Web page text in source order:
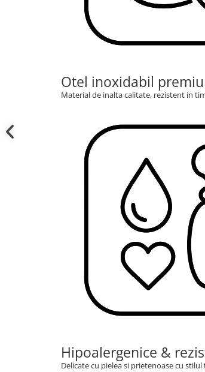
Otel inoxidabil
Material de inalta calitate, rezistent in
Hipoalergenice &
Delicate cu pielea si prietenoase cu